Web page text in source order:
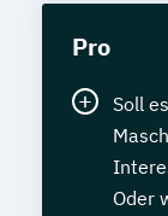
Pro
Soll
Oder